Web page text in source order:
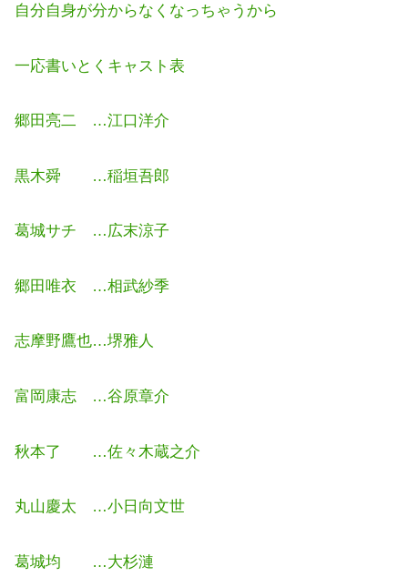
自分自身が分からなくなっちゃうから
一応書いとくキャスト表
郷田亮二 …江口洋介
黒木舜 …稲垣吾郎
葛城サチ …広末涼子
郷田唯衣 …相武紗季
志摩野鷹也…堺雅人
富岡康志 …谷原章介
秋本了 …佐々木蔵之介
丸山慶太 …小日向文世
葛城均 …大杉漣